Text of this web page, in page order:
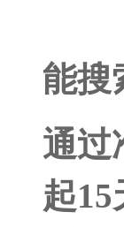
能搜
通过
起